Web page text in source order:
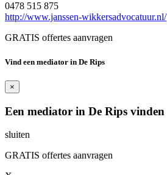
0478 515 875
http://www.janssen-wikkersadvocatuur.nl/
GRATIS offertes aanvragen
Vind een mediator in De Rips
×
Een mediator in De Rips vinden
sluiten
GRATIS offertes aanvragen